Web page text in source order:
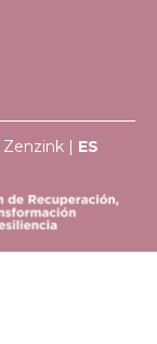
Zenzink | ES